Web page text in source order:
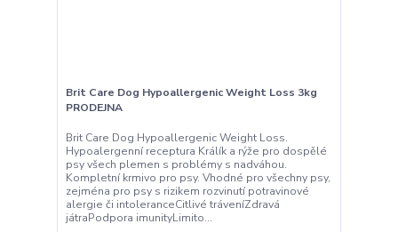
Brit Care Dog Hypoallergenic Weight Loss 3kg
PRODEJNA
Brit Care Dog Hypoallergenic Weight Loss.
Hypoalergenní receptura Králík a rýže pro dospělé
psy všech plemen s problémy s nadváhou.
Kompletní krmivo pro psy. Vhodné pro všechny psy,
zejména pro psy s rizikem rozvinutí potravinové
alergie či intoleranceCitlivé tráveníZdravá
játraPodpora imunityLimito...